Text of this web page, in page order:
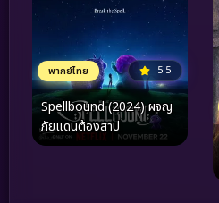
พากย์ไทย 5.5
Spellbound (2024) ผจญ
ภัยแดนต้องสาป